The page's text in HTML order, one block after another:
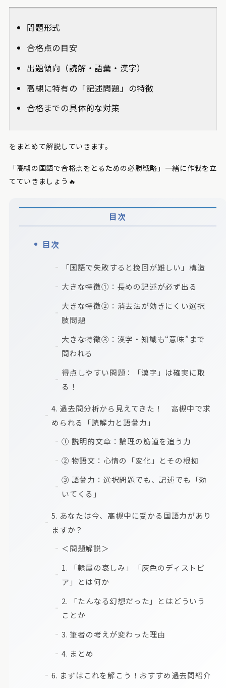
問題形式
合格点の目安
出題傾向（読解・語彙・漢字）
高槻に特有の「記述問題」の特徴
合格までの具体的な対策
をまとめて解説していきます。
「高槻の国語で合格点をとるための必勝戦略」一緒に作戦を立
てていきましょう🔥
目次
目次
「国語で失敗すると挽回が難しい」構造
大きな特徴①：長めの記述が必ず出る
大きな特徴②：消去法が効きにくい選択
肢問題
大きな特徴③：漢字・知識も“意味”まで
問われる
得点しやすい問題：「漢字」は確実に取
る！
4. 過去問分析から見えてきた！ 高槻中で求
められる「読解力と語彙力」
① 説明的文章：論理の筋道を追う力
② 物語文：心情の「変化」とその根拠
③ 語彙力：選択問題でも、記述でも「効
いてくる」
5. あなたは今、高槻中に受かる国語力があり
ますか？
＜問題解説＞
1. 「隷属の哀しみ」「灰色のディストピ
ア」とは何か
2. 「たんなる幻想だった」とはどういう
ことか
3. 筆者の考えが変わった理由
4. まとめ
6. まずはこれを解こう！おすすめ過去問紹介